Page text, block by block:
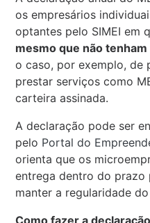
os empresários
optantes pelo SIMEI em
mesmo que não
o caso, por exemplo, de
prestar serviços como
carteira assinada.
A declaração pode ser
pelo Portal do
orienta que os
entrega dentro do prazo
manter a regularidade do
Como fazer a declaração